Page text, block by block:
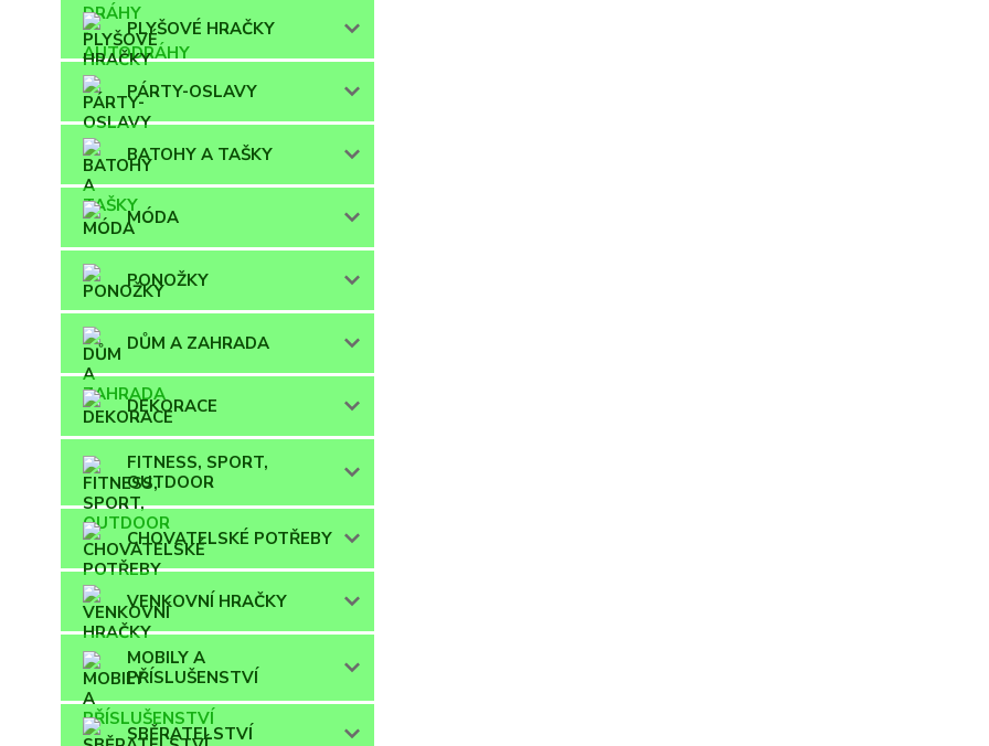
PLYŠOVÉ HRAČKY
PÁRTY-OSLAVY
BATOHY A TAŠKY
MÓDA
PONOŽKY
DŮM A ZAHRADA
DEKORACE
FITNESS, SPORT,
OUTDOOR
CHOVATELSKÉ POTŘEBY
VENKOVNÍ HRAČKY
MOBILY A
PŘÍSLUŠENSTVÍ
SBĚRATELSTVÍ